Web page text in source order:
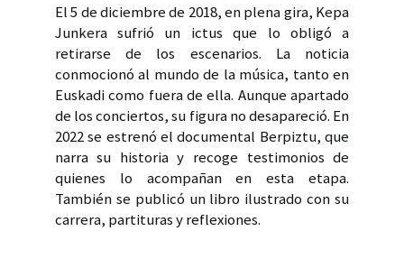
El 5 de diciembre de 2018, en plena gira, Kepa
Junkera sufrió un ictus que lo obligó a
retirarse de los escenarios. La noticia
conmocionó al mundo de la música, tanto en
Euskadi como fuera de ella. Aunque apartado
de los conciertos, su figura no desapareció. En
2022 se estrenó el documental Berpiztu, que
narra su historia y recoge testimonios de
quienes lo acompañan en esta etapa.
También se publicó un libro ilustrado con su
carrera, partituras y reflexiones.